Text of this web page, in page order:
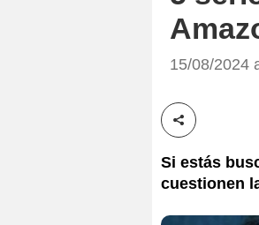
15/08/2024
Compartir
Si estás
cuestionen